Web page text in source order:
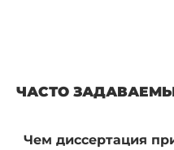
ЧАСТО
Чем диссертация